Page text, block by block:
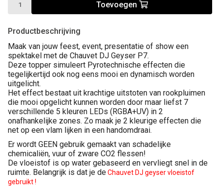
Toevoegen
Productbeschrijving
Maak van jouw feest, event, presentatie of show een
spektakel met de Chauvet DJ Geyser P7.
Deze topper simuleert Pyrotechnische effecten die
tegelijkertijd ook nog eens mooi en dynamisch worden
uitgelicht.
Het effect bestaat uit krachtige uitstoten van rookpluimen
die mooi opgelicht kunnen worden door maar liefst 7
verschillende 5 kleuren LEDs (RGBA+UV) in 2
onafhankelijke zones. Zo maak je 2 kleurige effecten die
net op een vlam lijken in een handomdraai.
Er wordt GEEN gebruik gemaakt van schadelijke
chemicaliën, vuur of zware CO2 flessen!
De vloeistof is op water gebaseerd en vervliegt snel in de
ruimte. Belangrijk is dat je deChauvet DJ geyser vloeistof
gebruikt!